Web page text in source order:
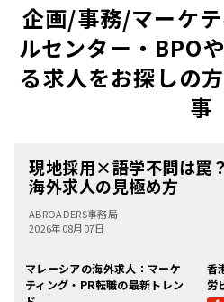
企画/事務/マーケ
ルセンター・BPO
る求人をお探しの
事
現地採用×語学不問は罠
海外求人の見極め方
ABROADERS事務局
2026年08月07日
マレーシアの海外求人：マーケ
ティング・PR転職の最新トレン
香
労